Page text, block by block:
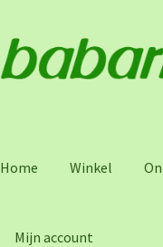
Skip
to
Skip
to
Home Winkel
Mijn account